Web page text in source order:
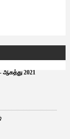
2021